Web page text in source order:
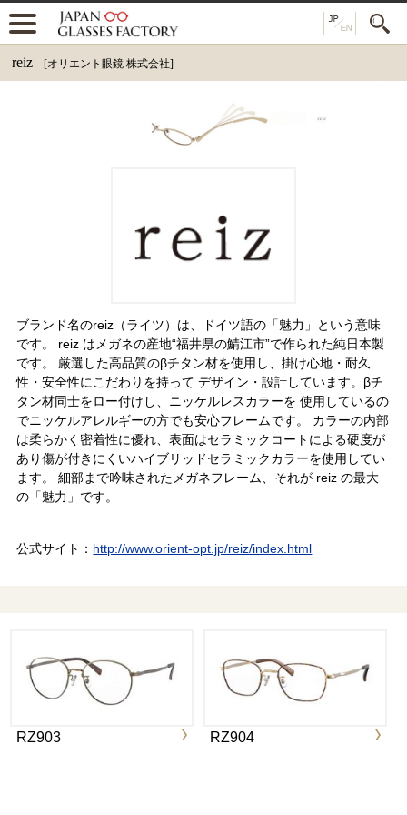
reiz [オリエント眼鏡 株式会社]
ブランド名のreiz（ライツ）は、ドイツ語の「魅力」という意味
です。 reiz はメガネの産地“福井県の鯖江市”で作られた純日本製
です。 厳選した高品質のβチタン材を使用し、掛け心地・耐久
性・安全性にこだわりを持って デザイン・設計しています。βチ
タン材同士をロー付けし、ニッケルレスカラーを 使用しているの
でニッケルアレルギーの方でも安心フレームです。 カラーの内部
は柔らかく密着性に優れ、表面はセラミックコートによる硬度が
あり傷が付きにくいハイブリッドセラミックカラーを使用してい
ます。 細部まで吟味されたメガネフレーム、それが reiz の最大
の「魅力」です。
公式サイト： http://www.orient-opt.jp/reiz/index.html
RZ903 RZ904